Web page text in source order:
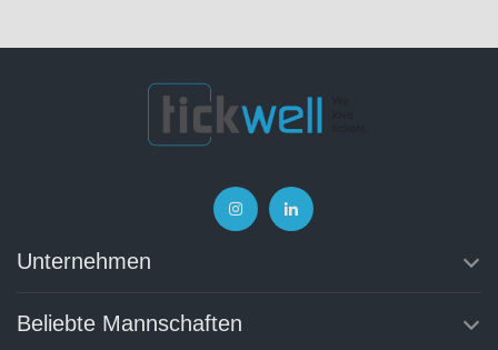
Unternehmen
Beliebte Mannschaften